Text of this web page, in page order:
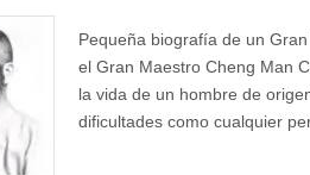
Pequeña biografía de un
el Gran Maestro Cheng Man
la vida de un hombre de
dificultades como cualquier